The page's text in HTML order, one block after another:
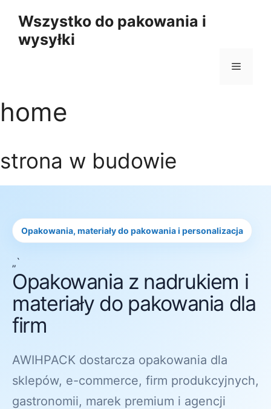
treści
Wszystko do pakowania i
wysyłki
Menu
home
strona w budowie
Opakowania, materiały do pakowania i personalizacja
„`
Opakowania z nadrukiem i
materiały do pakowania dla
firm
AWIHPACK dostarcza opakowania dla
sklepów, e-commerce, firm produkcyjnych,
gastronomii, marek premium i agencji